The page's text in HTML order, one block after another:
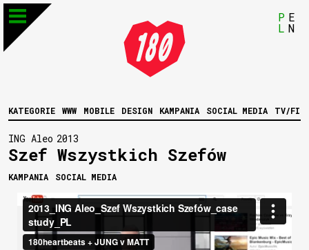
P
L
E
N
KATEGORIE WWW MOBILE DESIGN KAMPANIA SOCIAL MEDIA TV/
ING Aleo 2013
Szef Wszystkich Szefów
KAMPANIA SOCIAL MEDIA